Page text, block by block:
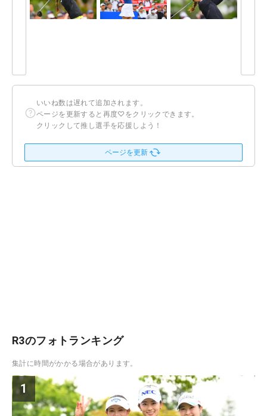
いいね数は遅れて追加されます。
ページを更新すると再度♡をクリックできます。
クリックして推し選手を応援しよう！
ページを更新
R3のフォトランキング
集計に時間がかかる場合があります。
1